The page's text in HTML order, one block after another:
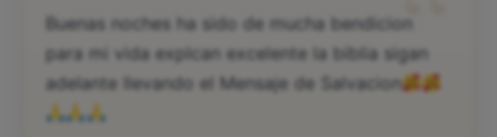
Buenas noches ha sido de mucha bendicion
para mi vida explcan excelente la biblia sigan
adelante llevando el Mensaje de Salvacion